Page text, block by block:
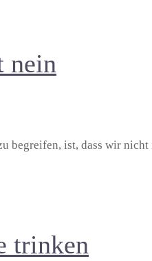
nein
begreifen, ist, dass wir
trinken